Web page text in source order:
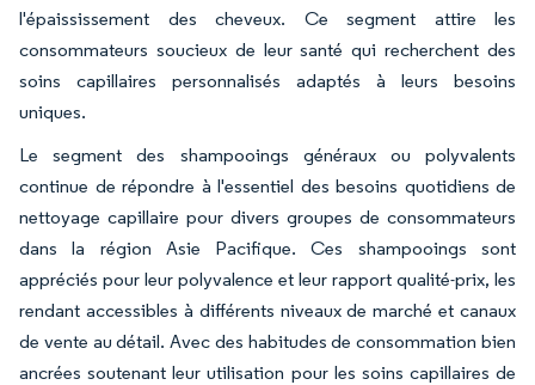
l'épaississement des cheveux. Ce segment attire les
consommateurs soucieux de leur santé qui recherchent des
soins capillaires personnalisés adaptés à leurs besoins
uniques.
Le segment des shampooings généraux ou polyvalents
continue de répondre à l'essentiel des besoins quotidiens de
nettoyage capillaire pour divers groupes de consommateurs
dans la région Asie Pacifique. Ces shampooings sont
appréciés pour leur polyvalence et leur rapport qualité-prix, les
rendant accessibles à différents niveaux de marché et canaux
de vente au détail. Avec des habitudes de consommation bien
ancrées soutenant leur utilisation pour les soins capillaires de